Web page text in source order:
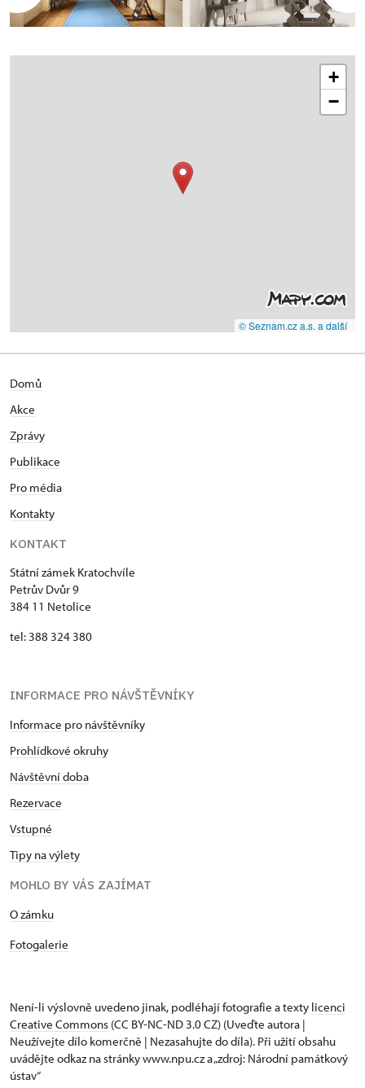
+
−
© Seznam.cz a.s. a další
Domů
Akce
Zprávy
Publikace
Pro média
Kontakty
KONTAKT
Státní zámek Kratochvíle
Petrův Dvůr 9
384 11 Netolice
tel: 388 324 380
INFORMACE PRO NÁVŠTĚVNÍKY
Informace pro návštěvníky
Prohlídkové okruhy
Návštěvní doba
Rezervace
Vstupné
Tipy na výlety
MOHLO BY VÁS ZAJÍMAT
​​​​​​O zámku
Fotogalerie
Není-li výslovně uvedeno jinak, podléhají fotografie a texty licenci
Creative Commons (CC BY-NC-ND 3.0 CZ) (Uveďte autora |
Neužívejte dílo komerčně | Nezasahujte do díla). Při užití obsahu
uvádějte odkaz na stránky www.npu.cz a „zdroj: Národní památkový
ústav“